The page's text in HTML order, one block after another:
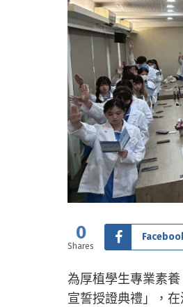
0
Shares
為厚植學生專業素
宣誓授證典禮」，